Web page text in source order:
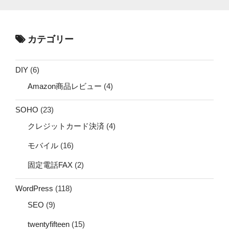
カテゴリー
DIY (6)
Amazon商品レビュー (4)
SOHO (23)
クレジットカード決済 (4)
モバイル (16)
固定電話FAX (2)
WordPress (118)
SEO (9)
twentyfifteen (15)